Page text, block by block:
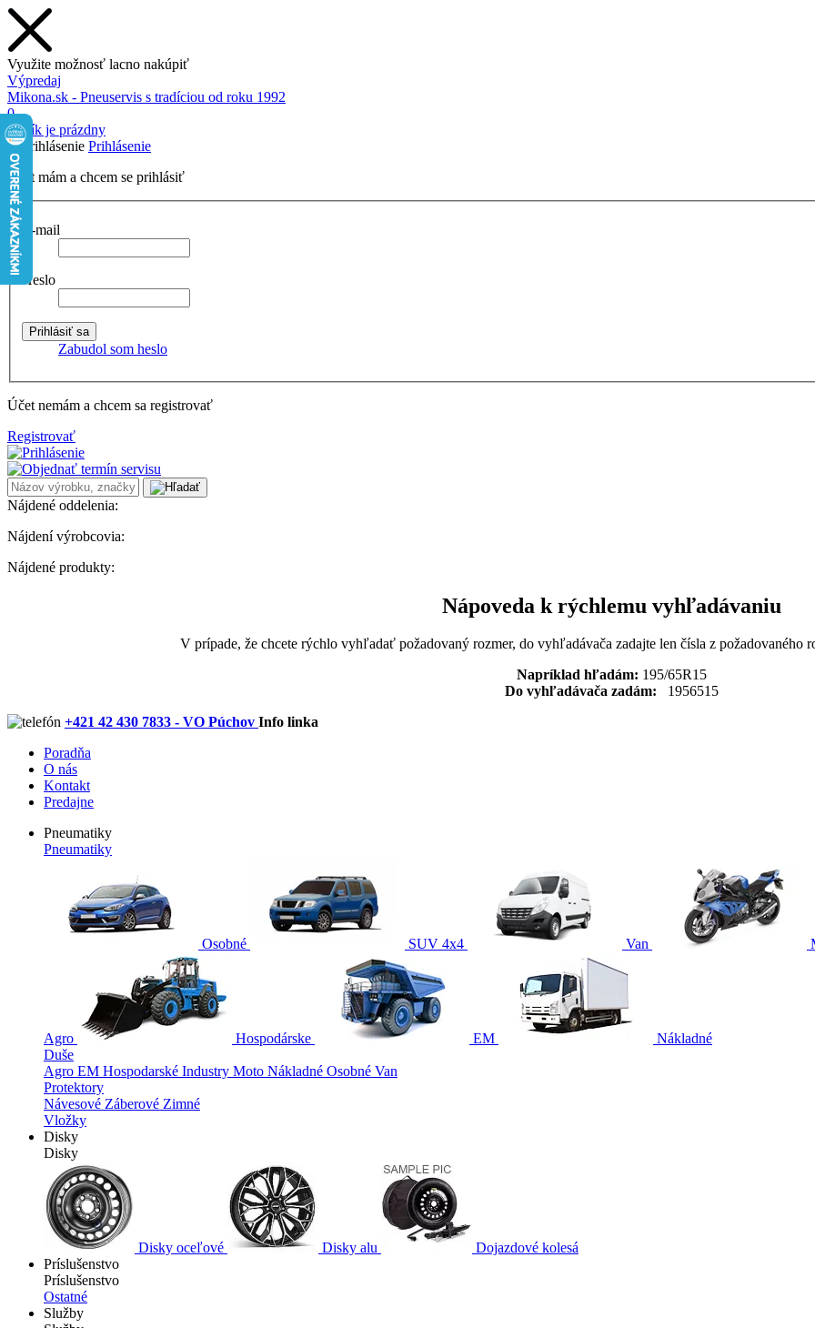
Využite možnosť lacno nakúpiť
Výpredaj
Mikona.sk - Pneuservis s tradíciou od roku 1992
0
Košík je prázdny
Prihlásenie
Účet mám a chcem se prihlásiť
E-mail
Heslo
Zabudol som heslo
Účet nemám a chcem sa registrovať
Registrovať
Nájdené oddelenia:
Nájdení výrobcovia:
Nájdené produkty:
Nápoveda k rýchlemu vyhľadávaniu
V prípade, že chcete rýchlo vyhľadať požadovaný rozmer, do vyhľadávača zadajte len čísla z požadovaného
Napríklad hľadám: 195/65R15
Do vyhľadávača zadám: 1956515
+421 42 430 7833 - VO Púchov Info linka
Poradňa
O nás
Kontakt
Predajne
Pneumatiky
Pneumatiky
Osobné SUV 4x4 Van
Agro Hospodárske EM
Nákladné
Duše
Agro EM Hospodarské Industry Moto Nákladné Osobné Van
Protektory
Návesové Záberové Zimné
Vložky
Disky
Disky
Disky oceľové Disky alu
Dojazdové kolesá
Príslušenstvo
Príslušenstvo
Ostatné
Služby